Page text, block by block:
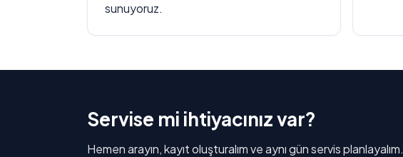
sunuyoruz.
Servise mi ihtiyacınız var?
Hemen arayın, kayıt oluşturalım ve aynı gün servis planlayalım.